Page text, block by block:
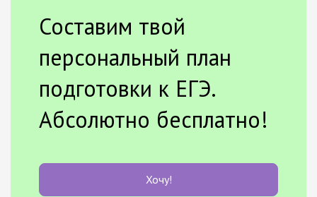
Составим твой
персональный план
подготовки к ЕГЭ.
Абсолютно бесплатно!
Хочу!